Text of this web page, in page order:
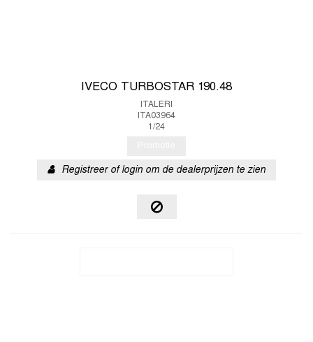
IVECO TURBOSTAR 190.48
ITALERI
ITA03964
1/24
Registreer of login om de dealerprijzen te zien